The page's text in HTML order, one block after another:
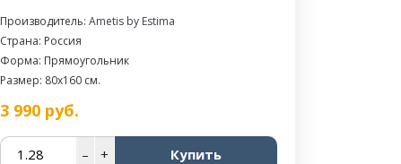
Производитель: Ametis by Estima
Страна: Россия
Форма: Прямоугольник
Размер: 80x160 см.
3 990руб.
– + Купить